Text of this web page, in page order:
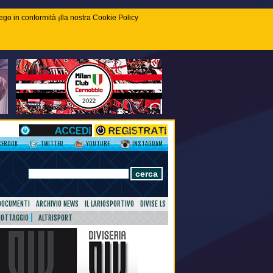
in conformità ¡lla nostra Cookie Policy
TWITTER YOUTUBE INSTAGRAM
ARCHIVIO NEWS IL LARIOSPORTIVO
DIVISE LS
ALTRISPORT